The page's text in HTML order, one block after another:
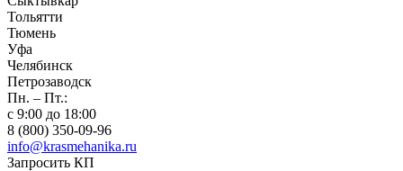
Тольятти
Тюмень
Уфа
Челябинск
Петрозаводск
Пн. – Пт.:
с 9:00 до 18:00
8 (800) 350-09-96
info@krasmehanika.ru
Запросить КП